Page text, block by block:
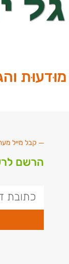
קבל מייל מעת
הרשם